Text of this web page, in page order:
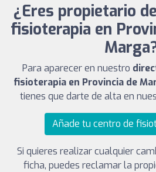
¿Eres propietario
fisioterapia en
Para aparecer en nuestro
fisioterapia en Provincia de
tienes que darte de alta en
Añade tu centro de
Si quieres realizar cualquier
ficha, puedes reclamar la